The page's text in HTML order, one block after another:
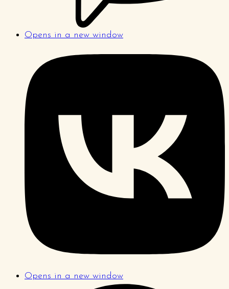
Opens in a new window
Opens in a new window